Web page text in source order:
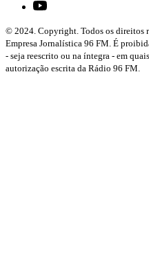
© 2024. Copyright. Todos os direitos
Empresa Jornalística 96 FM. É
- seja reescrito ou na íntegra - em
autorização escrita da Rádio 96 FM.